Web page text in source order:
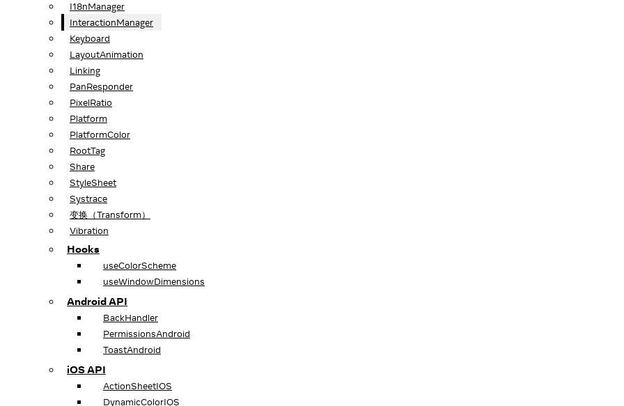
I18nManager
InteractionManager
Keyboard
LayoutAnimation
Linking
PanResponder
PixelRatio
Platform
PlatformColor
RootTag
Share
StyleSheet
Systrace
变换（Transform）
Vibration
Hooks
useColorScheme
useWindowDimensions
Android API
BackHandler
PermissionsAndroid
ToastAndroid
iOS API
ActionSheetIOS
DynamicColorIOS